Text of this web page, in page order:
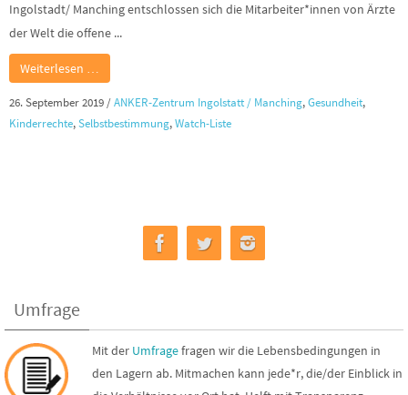
Ingolstadt/ Manching entschlossen sich die Mitarbeiter*innen von Ärzte
der Welt die offene ...
Weiterlesen …
26. September 2019 /ANKER-Zentrum Ingolstatt / Manching,Gesundheit,
Kinderrechte,Selbstbestimmung,Watch-Liste
Umfrage
Mit der Umfragefragen wir die Lebensbedingungen in
den Lagern ab. Mitmachen kann jede*r, die/der Einblick in